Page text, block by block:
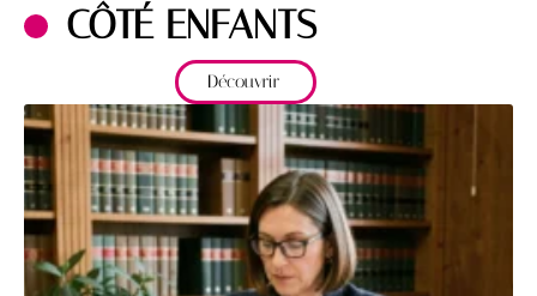
CÔTÉ ENFANTS
Découvrir